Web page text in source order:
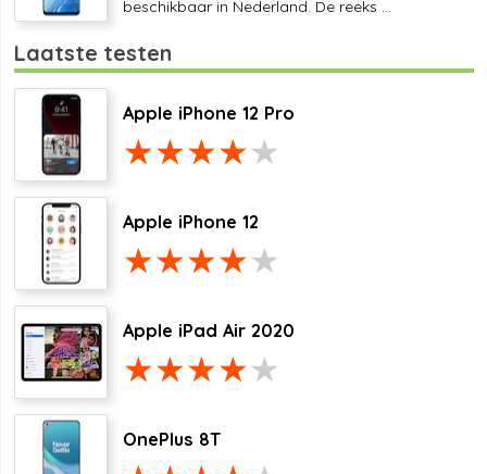
beschikbaar in Nederland. De reeks ...
Laatste testen
Apple iPhone 12 Pro
Apple iPhone 12
Apple iPad Air 2020
OnePlus 8T